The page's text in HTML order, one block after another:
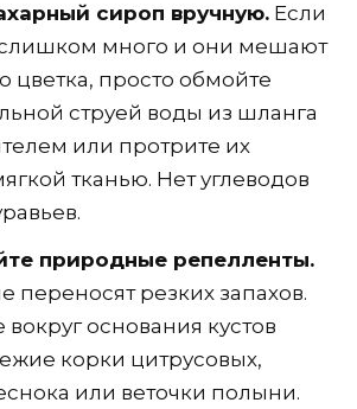
сироп вручную. Если
много и они мешают
цветка, просто обмойте
струей воды из шланга
или протрите их
тканью. Нет углеводов
природные репелленты.
переносят резких запахов.
вокруг основания кустов
корки цитрусовых,
или веточки полыни.